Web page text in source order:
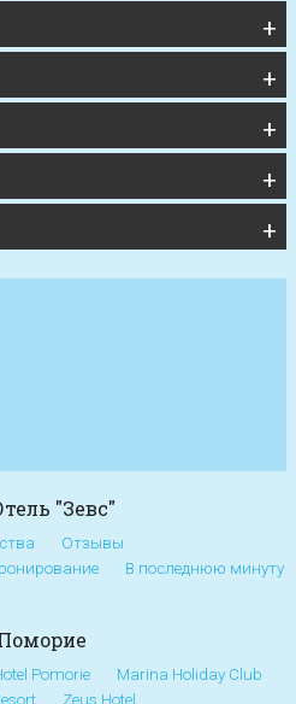
"Зевс"
Отзывы
В последнюю минуту
Pomorie
Marina Holiday Club
Zeus Hotel